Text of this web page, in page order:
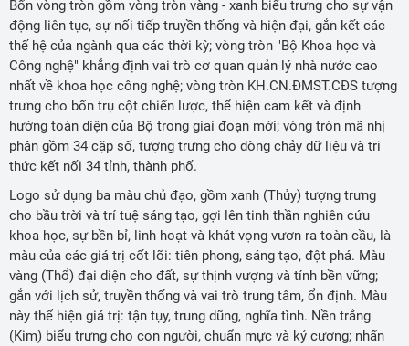
Bốn vòng tròn gồm vòng tròn vàng - xanh biểu trưng cho sự vận
động liên tục, sự nối tiếp truyền thống và hiện đại, gắn kết các
thế hệ của ngành qua các thời kỳ; vòng tròn "Bộ Khoa học và
Công nghệ" khẳng định vai trò cơ quan quản lý nhà nước cao
nhất về khoa học công nghệ; vòng tròn KH.CN.ĐMST.CĐS tượng
trưng cho bốn trụ cột chiến lược, thể hiện cam kết và định
hướng toàn diện của Bộ trong giai đoạn mới; vòng tròn mã nhị
phân gồm 34 cặp số, tượng trưng cho dòng chảy dữ liệu và tri
thức kết nối 34 tỉnh, thành phố.
Logo sử dụng ba màu chủ đạo, gồm xanh (Thủy) tượng trưng
cho bầu trời và trí tuệ sáng tạo, gợi lên tinh thần nghiên cứu
khoa học, sự bền bỉ, linh hoạt và khát vọng vươn ra toàn cầu, là
màu của các giá trị cốt lõi: tiên phong, sáng tạo, đột phá. Màu
vàng (Thổ) đại diện cho đất, sự thịnh vượng và tính bền vững;
gắn với lịch sử, truyền thống và vai trò trung tâm, ổn định. Màu
này thể hiện giá trị: tận tụy, trung dũng, nghĩa tình. Nền trắng
(Kim) biểu trưng cho con người, chuẩn mực và kỷ cương; nhấn